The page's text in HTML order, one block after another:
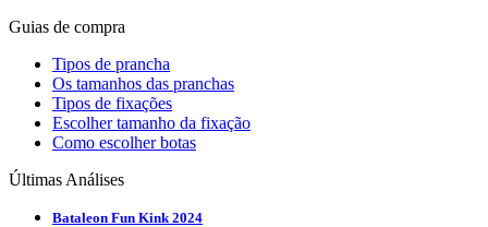
Guias de compra
Tipos de prancha
Os tamanhos das pranchas
Tipos de fixações
Escolher tamanho da fixação
Como escolher botas
Últimas Análises
Bataleon Fun Kink 2024